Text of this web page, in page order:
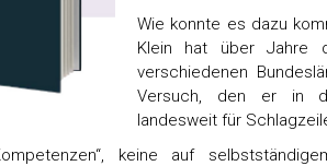
Wie konnte es dazu
Klein hat über Jahre
verschiedenen
Versuch, den er in
landesweit für
keine auf